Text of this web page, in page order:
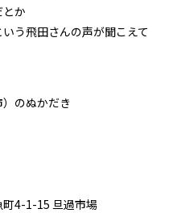
か
う飛田さんの声が聞こえて
）のぬかだき
4-1-15 旦過市場